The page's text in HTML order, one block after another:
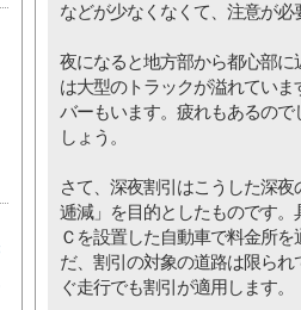
などが少なくなくて、注意が必
夜になると地方部から都心部
は大型のトラックが溢れてい
バーもいます。疲れもあるの
しょう。
さて、深夜割引はこうした深
逓減」を目的としたものです
Ｃを設置した自動車で料金所
だ、割引の対象の道路は限ら
ぐ走行でも割引が適用します。